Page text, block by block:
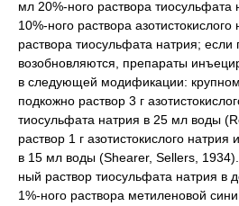
мл 20%-ного раствора
10%-ного раствора
раствора тиосульфата натрия; если
возобновляются, препараты
в следующей модификации:
подкожно раствор 3 г
тиосульфата натрия в 25 мл воды
раствор 1 г азотистокислого натрия
в 15 мл воды (Shearer, Sellers,
ный раствор тиосульфата натрия в
1%-ного раствора метиленовой